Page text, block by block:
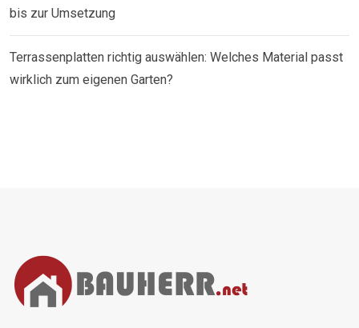
bis zur Umsetzung
Terrassenplatten richtig auswählen: Welches Material passt
wirklich zum eigenen Garten?